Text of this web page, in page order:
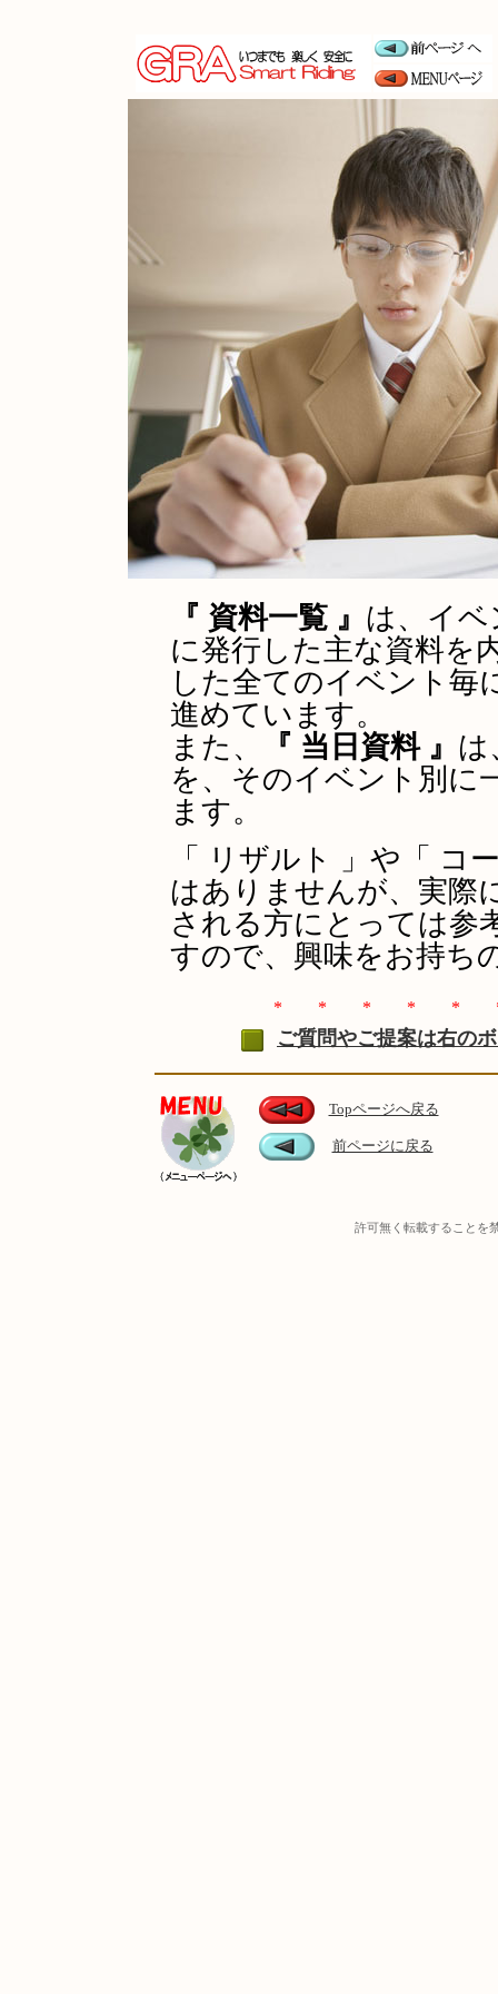
『 資料一覧 』 は、イ
に発行した主な資料を
した全てのイベント毎
進めています。
また、
『 当日資料 』 は
を、そのイベント別に
ます。
「 リザルト 」や「 コ
はありませんが、実際
される方にとっては参
すので、興味をお持ち
* * * * *
ご質問やご提案は右の
Topページへ戻る
前ページに戻る
許可無く転載することを